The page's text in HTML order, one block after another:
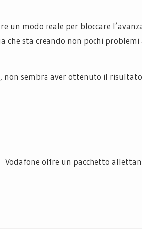
un modo reale per bloccare
che sta creando non pochi
sembra aver ottenuto il
Vodafone offre un pacchetto